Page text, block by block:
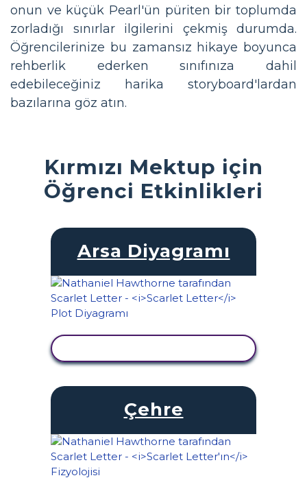
onun ve küçük Pearl'ün püriten bir toplumda
zorladığı sınırlar ilgilerini çekmiş durumda.
Öğrencilerinize bu zamansız hikaye boyunca
rehberlik ederken sınıfınıza dahil
edebileceğiniz harika storyboard'lardan
bazılarına göz atın.
Kırmızı Mektup için
Öğrenci Etkinlikleri
Arsa Diyagramı
Çehre